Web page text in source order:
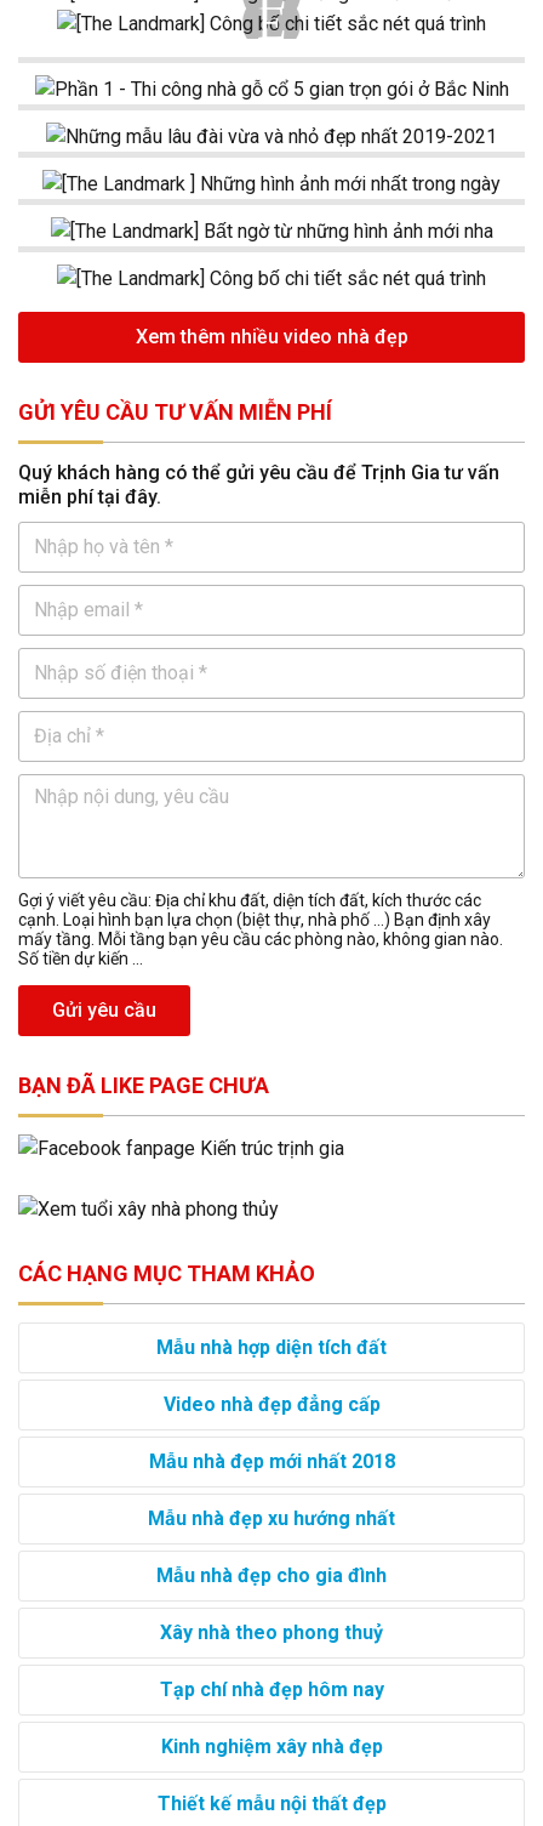
Xem thêm nhiều video nhà đẹp
GỬI YÊU CẦU TƯ VẤN MIỄN PHÍ
Quý khách hàng có thể gửi yêu cầu để Trịnh Gia tư vấn
miễn phí tại đây.
Gợi ý viết yêu cầu: Địa chỉ khu đất, diện tích đất, kích thước các
cạnh. Loại hình bạn lựa chọn (biệt thự, nhà phố …) Bạn định xây
mấy tầng. Mỗi tầng bạn yêu cầu các phòng nào, không gian nào.
Số tiền dự kiến ...
Gửi yêu cầu
BẠN ĐÃ LIKE PAGE CHƯA
CÁC HẠNG MỤC THAM KHẢO
Mẫu nhà hợp diện tích đất
Video nhà đẹp đẳng cấp
Mẫu nhà đẹp mới nhất 2018
Mẫu nhà đẹp xu hướng nhất
Mẫu nhà đẹp cho gia đình
Xây nhà theo phong thuỷ
Tạp chí nhà đẹp hôm nay
Kinh nghiệm xây nhà đẹp
Thiết kế mẫu nội thất đẹp